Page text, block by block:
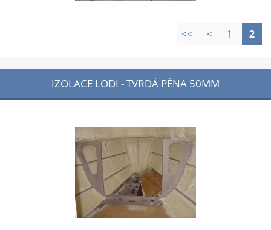
<< < 1 2
IZOLACE LODI - TVRDÁ PĚNA 50MM